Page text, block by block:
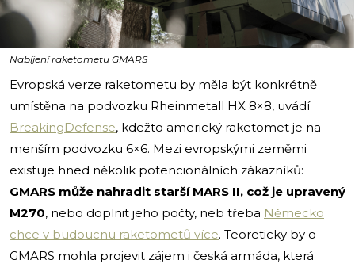
i
Nabíjení raketometu GMARS
Evropská verze raketometu by měla být konkrétně
umístěna na podvozku Rheinmetall HX 8×8, uvádí
BreakingDefense, kdežto americký raketomet je na
menším podvozku 6×6. Mezi evropskými zeměmi
existuje hned několik potencionálních zákazníků:
GMARS může nahradit starší MARS II, což je upravený
M270, nebo doplnit jeho počty, neb třeba Německo
chce v budoucnu raketometů více. Teoreticky by o
GMARS mohla projevit zájem i česká armáda, která